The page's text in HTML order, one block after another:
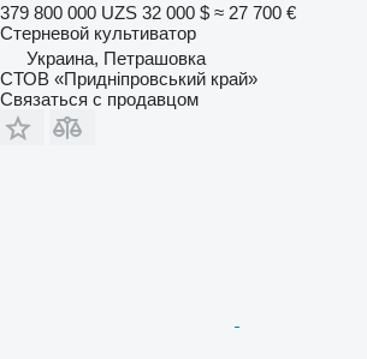
379 800 000 UZS 32 000 $ ≈ 27 700 €
Стерневой культиватор
Украина, Петрашовка
СТОВ «Придніпровський край»
Связаться с продавцом